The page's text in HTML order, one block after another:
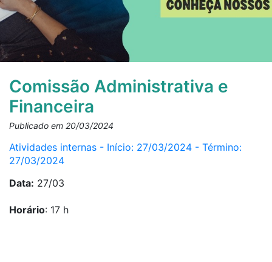
Comissão Administrativa e
Financeira
Publicado em 20/03/2024
Atividades internas - Início: 27/03/2024 - Término:
27/03/2024
Data: 27/03
Horário: 17 h